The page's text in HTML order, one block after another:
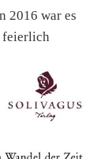
2016 war es
feierlich